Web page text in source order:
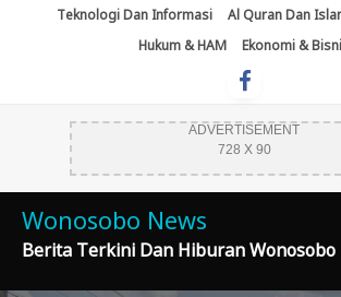
Teknologi Dan Informasi Al Quran Dan
Hukum & HAM
Ekonomi &
ADVERTISEMENT
728 X 90
Wonosobo News
Berita Terkini Dan Hiburan Wonosobo